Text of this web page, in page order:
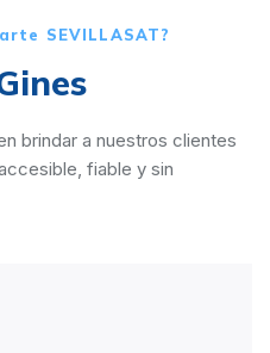
SEVILLASAT?
brindar a nuestros clientes
fiable y sin